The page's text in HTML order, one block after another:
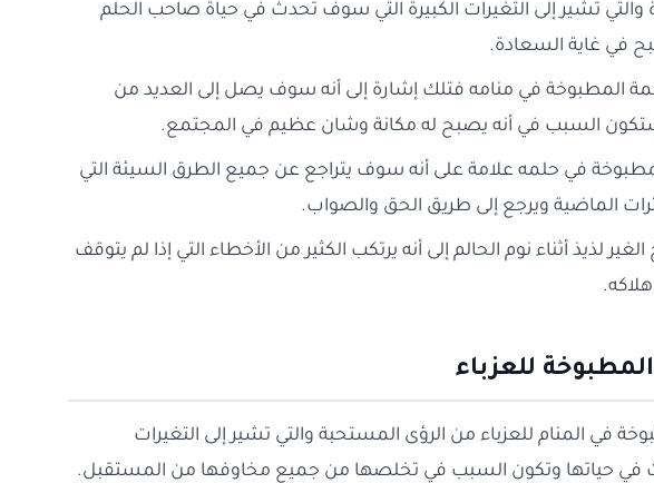
والتي تشير إلى التغيرات الكبيرة التي سوف تحدث في حياة صاحب الحلم
في غاية السعادة.
المطبوخة في منامه فتلك إشارة إلى أنه سوف يصل إلى العديد من
ستكون السبب في أنه يصبح له مكانة وشان عظيم في المجتمع.
في حلمه علامة على أنه سوف يتراجع عن جميع الطرق السيئة التي
الماضية ويرجع إلى طريق الحق والصواب.
لذيذ أثناء نوم الحالم إلى أنه يرتكب الكثير من الأخطاء التي إذا لم يتوقف
للعزباء
في المنام للعزباء من الرؤى المستحبة والتي تشير إلى التغيرات
في حياتها وتكون السبب في تخلصها من جميع مخاوفها من المستقبل.